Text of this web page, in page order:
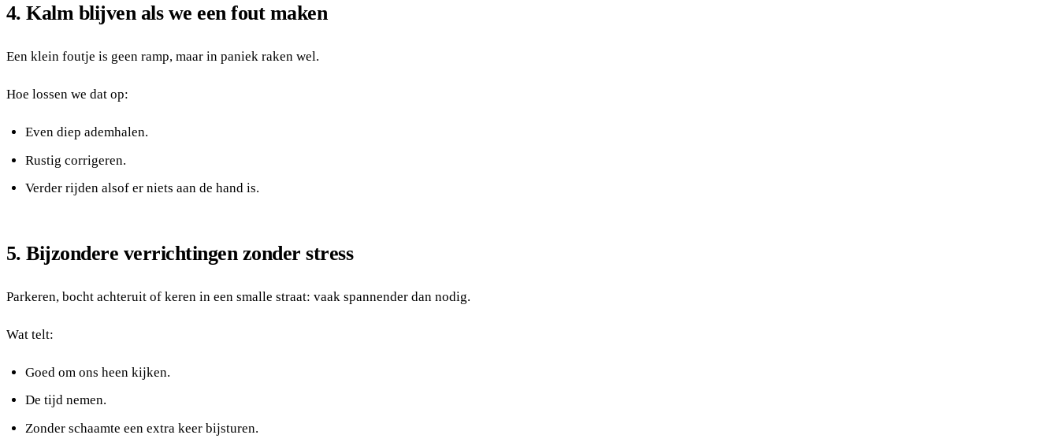
4. Kalm blijven als we een fout maken
Een klein foutje is geen ramp, maar in paniek raken wel.
Hoe lossen we dat op:
Even diep ademhalen.
Rustig corrigeren.
Verder rijden alsof er niets aan de hand is.
5. Bijzondere verrichtingen zonder stress
Parkeren, bocht achteruit of keren in een smalle straat: vaak spannender dan nodig.
Wat telt:
Goed om ons heen kijken.
De tijd nemen.
Zonder schaamte een extra keer bijsturen.